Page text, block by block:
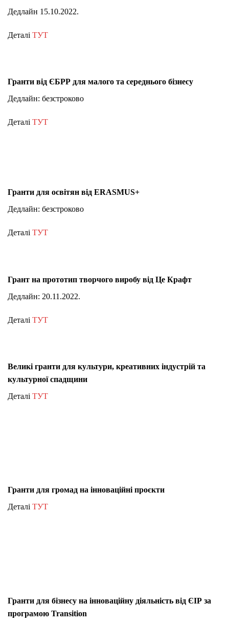
Дедлайн 15.10.2022.
Деталі ТУТ
Гранти від ЄБРР для малого та середнього бізнесу
Дедлайн: безстроково
Деталі ТУТ
Гранти для освітян від ERASMUS+
Дедлайн: безстроково
Деталі ТУТ
Грант на прототип творчого виробу від Це Крафт
Дедлайн: 20.11.2022.
Деталі ТУТ
Великі гранти для культури, креативних індустрій та
культурної спадщини
Деталі ТУТ
Гранти для громад на інноваційні проєкти
Деталі ТУТ
Гранти для бізнесу на інноваційну діяльність від ЄІР за
програмою Transition